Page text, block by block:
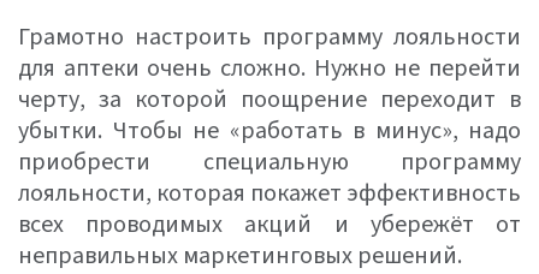
Грамотно настроить программу лояльности
для аптеки очень сложно. Нужно не перейти
черту, за которой поощрение переходит в
убытки. Чтобы не «работать в минус», надо
приобрести специальную программу
лояльности, которая покажет эффективность
всех проводимых акций и убережёт от
неправильных маркетинговых решений.